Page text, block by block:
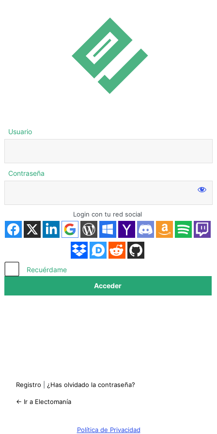
Acceder
Usuario
Contraseña
Login con tu red social
Recuérdame
Registro ¿Has olvidado la contraseña?
← Ir a Electomanía
Política de Privacidad